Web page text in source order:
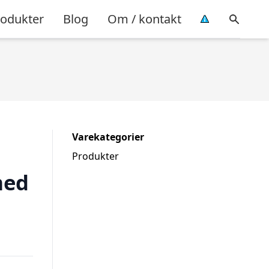
Blog Om / kontakt
Varekategorier
Produkter